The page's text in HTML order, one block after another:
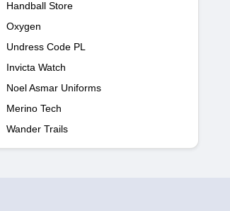
Handball Store
Oxygen
Undress Code PL
Invicta Watch
Noel Asmar Uniforms
Merino Tech
Wander Trails